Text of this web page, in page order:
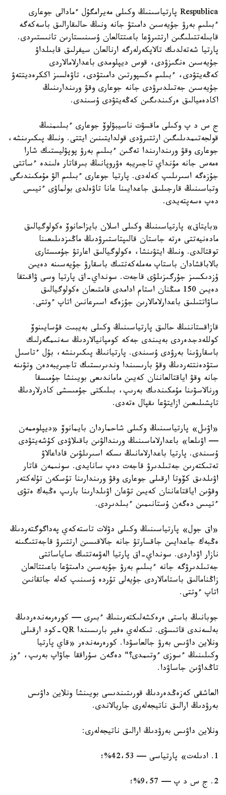
Respublica پارتياسىنىڭ وكىلى مەيرامگۇل ءمادالى جوعارى
ءبىلىم بەرۋ جۇيەسىن دامىتۋ جانە ونىڭ حالىقارالىق باسەكەگە
قابىلەتتىلىگىن ارتتىرۋعا باعىتتالعان ۇسىنىستارىن تانىستىردى.
پارتيا شەتەلدىك تالاپكەرلەرگە ارنالعان سيفرلىق قابىلداۋ
جۇيەسىن ەنگىزۋدى، قوس ديپلومدى باعدارلامالاردى
كەڭەيتۋدى، ءبىلىم ەكسپورتىن دامىتۋدى، تاۋەلسىز اككرەديتتەۋ
جۇيەسىن جەتىلدىرۋدى جانە جوعارى وقۋ ورىندارىنىڭ
اكادەميالىق ەركىندىگىن كەڭەيتۋدى ۇسىندى.
ج س د پ وكىلى ماقسۋت ناسيبۋلوۆ جوعارى ءبىلىمنىڭ
قولجەتىمدىلىگىن ارتتىرۋدى قولدايتىنىن ايتتى. ونىڭ پىكىرىنشە،
جوعارى وقۋ ورىندارىندا تەگىن ءبىلىم بەرۋ پوپۋليستىك شارا
ەمەس جانە مۇنداي تاجىريبە ەۋروپانىڭ بىرقاتار ەلىندە ءساتتى
جۇزەگە اسىرىلىپ كەلەدى. پارتيا جوعارى ءبىلىم الۋ مۇمكىندىگى
وتباسىنىڭ قارجىلىق جاعدايىنا عانا تاۋەلدى بولماۋى ءتيىس
دەپ ەسەپتەيدى.
«بايتاق» پارتياسىنىڭ وكىلى اسلان بايزاحانوۆ ەكولوگيالىق
مادەنيەتتى ەرتە جاستان قالىپتاستىرۋدىڭ ماڭىزدىلىعىنا
توقتالدى. ونىڭ ايتۋىنشا، ەكولوگيالىق اعارتۋ جۇمىستارى
بالاباقشادان باستاپ مەملەكەتتىك باسقارۋ جۇيەسىنە دەيىن
ۇزدىكسىز جۇرگىزىلۋى قاجەت. سونداي-اق پارتيا وسى ۋاقىتقا
دەيىن 150 مىڭنان استام ادامدى قامتىعان ەكولوگيالىق
ساۋاتتىلىق باعدارلامالارىن جۇزەگە اسىرعانىن اتاپ ءوتتى.
قازاقستاننىڭ حالىق پارتياسىنىڭ وكىلى بەيبىت قۇسايىنوۆ
كوللەدجدەردى بەيىندى جەكە كومپانيالاردىڭ سەنىمگەرلىك
باسقارۋىنا بەرۋدى ۇسىندى. پارتيانىڭ پىكىرىنشە، بۇل ءتاسىل
ستۋدەنتتەردىڭ وقۋ بارىسىندا وندىرىستىك تاجىريبەدەن وتۋىنە
جانە وقۋ اياقتالعاننان كەيىن ماماندىعى بويىنشا جۇمىسقا
ورنالاسۋىنا مۇمكىندىك بەرىپ، بىلىكتى جۇمىسشى كادرلاردىڭ
تاپشىلىعىن ازايتۋعا ىقپال ەتەدى.
«اۋىل» پارتياسىنىڭ وكىلى شاحماردان بايمانوۆ «ديپلوممەن
— اۋىلعا» باعدارلاماسىنىڭ ورىندالۋىن باقىلاۋدى كۇشەيتۋدى
ۇسىندى. پارتيا باعدارلامانىڭ ىسكە اسىرىلۋىن قاداعالاۋ
تەتىكتەرىن جەتىلدىرۋ قاجەت دەپ سانايدى. سونىمەن قاتار
اۋىلدىق كۆوتا ارقىلى جوعارى وقۋ ورىندارىنا تۇسكەن تۇلەكتەر
وقۋىن اياقتاعاننان كەيىن تۋعان اۋىلدارىنا بارىپ ەڭبەك ەتۋى
ءتيىس دەگەن ۇستانىمىن ءبىلدىردى.
«اق جول» پارتياسىنىڭ وكىلى دۋلات تاستەكەي پەداگوگتەردىڭ
ەڭبەك جاعدايىن جاقسارتۋ جانە جالاقىسىن ارتتىرۋ قاجەتتىگىنە
نازار اۋداردى. سونداي-اق پارتيا الەۋمەتتىك ساياساتتى
جەتىلدىرۋگە جانە ءبىلىم بەرۋ جۇيەسىن دامىتۋعا باعىتتالعان
زاڭنامالىق باستامالاردى جۇيەلى تۇردە ۇسىنىپ كەلە جاتقانىن
اتاپ ءوتتى.
جوبانىڭ باستى ەرەكشەلىكتەرىنىڭ ءبىرى — كورەرمەندەردىڭ
بەلسەندى قاتىسۋى. تىكەلەي ەفير بارىسىندا QR-كود ارقىلى
ونلاين داۋىس بەرۋ جالعاسۋدا. كورەرمەندەر «قاي پارتيا
وكىلىنىڭ ءسوزى ءوتىمدى؟“ دەگەن سۇراققا جاۋاپ بەرىپ، ءوز
تاڭداۋىن جاساۋدا.
العاشقى كەزەڭدەردىڭ قورىتىندىسى بويىنشا ونلاين داۋىس
بەرۋدىڭ ارالىق ناتيجەلەرى جاريالاندى.
ونلاين داۋىس بەرۋدىڭ ارالىق ناتيجەلەرى:
1. ادىلەت» پارتياسى — 42،53%؛
2. ج س د پ — 9،57%؛